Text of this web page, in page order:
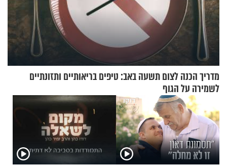
מדריך הכנה לצום תשעה באב: טיפים בריאותיים ותזונתיים
לשמירה על הגוף